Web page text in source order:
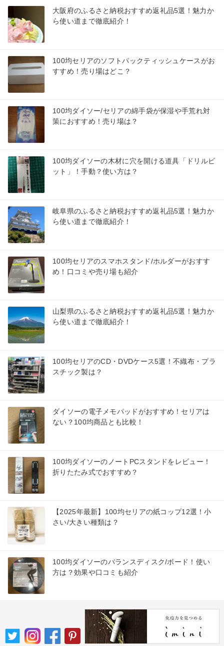
大阪府のふるさと納税おすすめ返礼品5選！魅力か
ら使い道まで徹底紹介！
100均セリアのソフトパックティッシュケースがお
すすめ！売り場はどこ？
100均ダイソー/セリアの綿手袋が保湿や手荒れ対
策におすすめ！売り場は？
100均ダイソーの木材に穴を開ける道具「ドリルビ
ット」！手動？使い方は？
岐阜県のふるさと納税おすすめ返礼品5選！魅力か
ら使い道まで徹底紹介！
100均セリアのスマホスタンド/ホルダーがおすす
め！口コミや売り場も紹介
山梨県のふるさと納税おすすめ返礼品5選！魅力か
ら使い道まで徹底紹介！
100均セリアのCD・DVDケース5選！不織布・プラ
スチック製は？
ダイソーの電子メモパッドがおすすめ！セリアは
ない？100均商品とも比較！
100均ダイソーのノートPCスタンドをレビュー！
折りたたみ式でおすすめ？
【2025年最新】100均セリアの紙コップ12選！小
さい/大きい種類は？
100均ダイソーのバランスディスク/ボード！使い
方は？効果や口コミも紹介